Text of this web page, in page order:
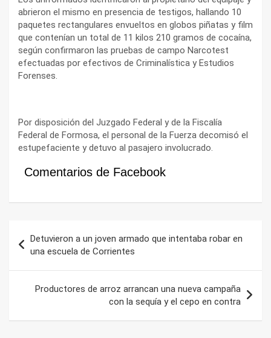
abrieron el mismo en presencia de testigos, hallando 10
paquetes rectangulares envueltos en globos piñatas y film
que contenían un total de 11 kilos 210 gramos de cocaína,
según confirmaron las pruebas de campo Narcotest
efectuadas por efectivos de Criminalística y Estudios
Forenses.
Por disposición del Juzgado Federal y de la Fiscalía
Federal de Formosa, el personal de la Fuerza decomisó el
estupefaciente y detuvo al pasajero involucrado.
Comentarios de Facebook
de
entradas
Detuvieron a un joven armado que intentaba robar en
una escuela de Corrientes
Productores de arroz arrancan una nueva campaña
con la sequía y el cepo en contra